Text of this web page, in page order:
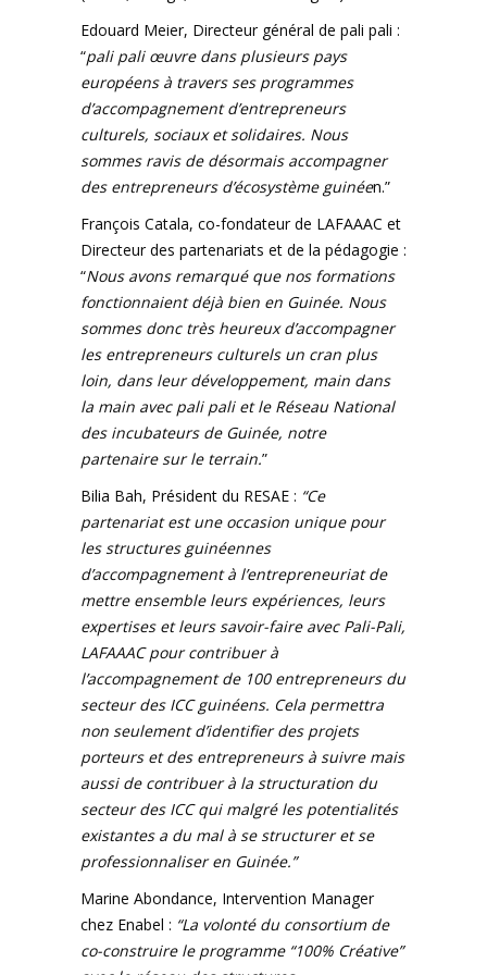
Edouard Meier, Directeur général de pali pali :
“pali pali œuvre dans plusieurs pays
européens à travers ses programmes
d’accompagnement d’entrepreneurs
culturels, sociaux et solidaires. Nous
sommes ravis de désormais accompagner
des entrepreneurs d’écosystème guinéen.”
François Catala, co-fondateur de LAFAAAC et
Directeur des partenariats et de la pédagogie :
“Nous avons remarqué que nos formations
fonctionnaient déjà bien en Guinée. Nous
sommes donc très heureux d’accompagner
les entrepreneurs culturels un cran plus
loin, dans leur développement, main dans
la main avec pali pali et le Réseau National
des incubateurs de Guinée, notre
partenaire sur le terrain.”
Bilia Bah, Président du RESAE : “Ce
partenariat est une occasion unique pour
les structures guinéennes
d’accompagnement à l’entrepreneuriat de
mettre ensemble leurs expériences, leurs
expertises et leurs savoir-faire avec Pali-Pali,
LAFAAAC pour contribuer à
l’accompagnement de 100 entrepreneurs du
secteur des ICC guinéens. Cela permettra
non seulement d’identifier des projets
porteurs et des entrepreneurs à suivre mais
aussi de contribuer à la structuration du
secteur des ICC qui malgré les potentialités
existantes a du mal à se structurer et se
professionnaliser en Guinée.”
Marine Abondance, Intervention Manager
chez Enabel : “La volonté du consortium de
co-construire le programme “100% Créative”